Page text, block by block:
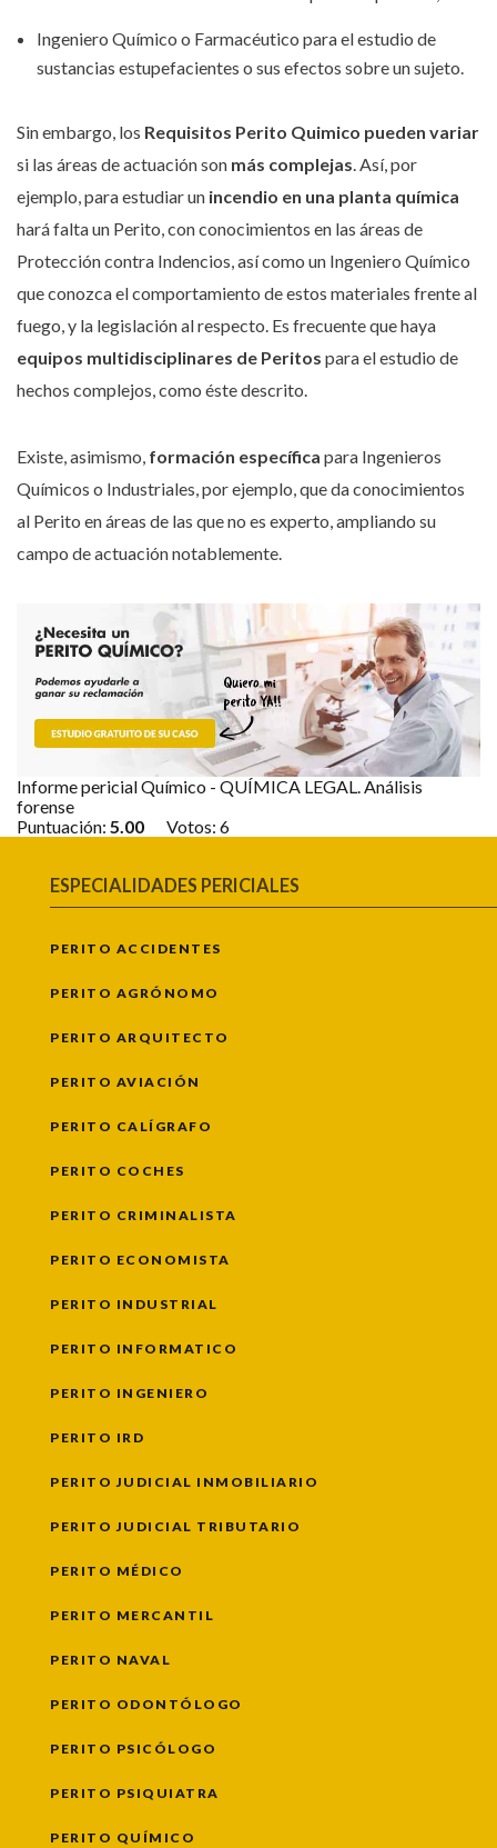
Ingeniero Químico o Farmacéutico para el estudio de
sustancias estupefacientes o sus efectos sobre un sujeto.
Sin embargo, los Requisitos Perito Quimico pueden variar
si las áreas de actuación son más complejas . Así, por
ejemplo, para estudiar un incendio en una planta química
hará falta un Perito, con conocimientos en las áreas de
Protección contra Indencios, así como un Ingeniero Químico
que conozca el comportamiento de estos materiales frente al
fuego, y la legislación al respecto. Es frecuente que haya
equipos multidisciplinares de Peritos para el estudio de
hechos complejos, como éste descrito.
Existe, asimismo, formación específica para Ingenieros
Químicos o Industriales, por ejemplo, que da conocimientos
al Perito en áreas de las que no es experto, ampliando su
campo de actuación notablemente.
Informe pericial Químico - QUÍMICA LEGAL. Análisis
forense
Puntuación: 5.00 Votos: 6
ESPECIALIDADES PERICIALES
PERITO ACCIDENTES
PERITO AGRÓNOMO
PERITO ARQUITECTO
PERITO AVIACIÓN
PERITO CALÍGRAFO
PERITO COCHES
PERITO CRIMINALISTA
PERITO ECONOMISTA
PERITO INDUSTRIAL
PERITO INFORMATICO
PERITO INGENIERO
PERITO IRD
PERITO JUDICIAL INMOBILIARIO
PERITO JUDICIAL TRIBUTARIO
PERITO MÉDICO
PERITO MERCANTIL
PERITO NAVAL
PERITO ODONTÓLOGO
PERITO PSICÓLOGO
PERITO PSIQUIATRA
PERITO QUÍMICO